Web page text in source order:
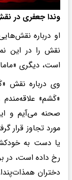
وندا جعفری در
او درباره
نقش را در این
است، دیگری
وی درباره نقش
«کَشم»
صحنه می‌آیم و
مورد تجاوز قرار
یا دست به
رخ داده است، در
دختران